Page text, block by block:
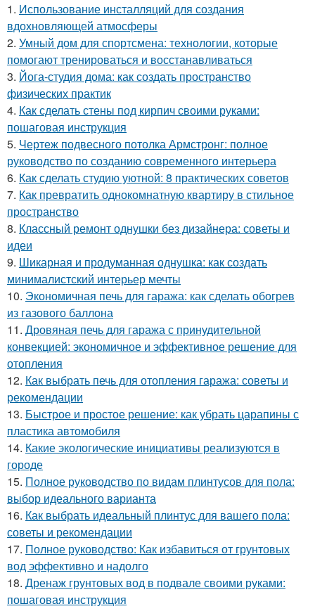
1. Использование инсталляций для создания
вдохновляющей атмосферы
2. Умный дом для спортсмена: технологии, которые
помогают тренироваться и восстанавливаться
3. Йога-студия дома: как создать пространство
физических практик
4. Как сделать стены под кирпич своими руками:
пошаговая инструкция
5. Чертеж подвесного потолка Армстронг: полное
руководство по созданию современного интерьера
6. Как сделать студию уютной: 8 практических советов
7. Как превратить однокомнатную квартиру в стильное
пространство
8. Классный ремонт однушки без дизайнера: советы и
идеи
9. Шикарная и продуманная однушка: как создать
минималистский интерьер мечты
10. Экономичная печь для гаража: как сделать обогрев
из газового баллона
11. Дровяная печь для гаража с принудительной
конвекцией: экономичное и эффективное решение для
отопления
12. Как выбрать печь для отопления гаража: советы и
рекомендации
13. Быстрое и простое решение: как убрать царапины с
пластика автомобиля
14. Какие экологические инициативы реализуются в
городе
15. Полное руководство по видам плинтусов для пола:
выбор идеального варианта
16. Как выбрать идеальный плинтус для вашего пола:
советы и рекомендации
17. Полное руководство: Как избавиться от грунтовых
вод эффективно и надолго
18. Дренаж грунтовых вод в подвале своими руками:
пошаговая инструкция